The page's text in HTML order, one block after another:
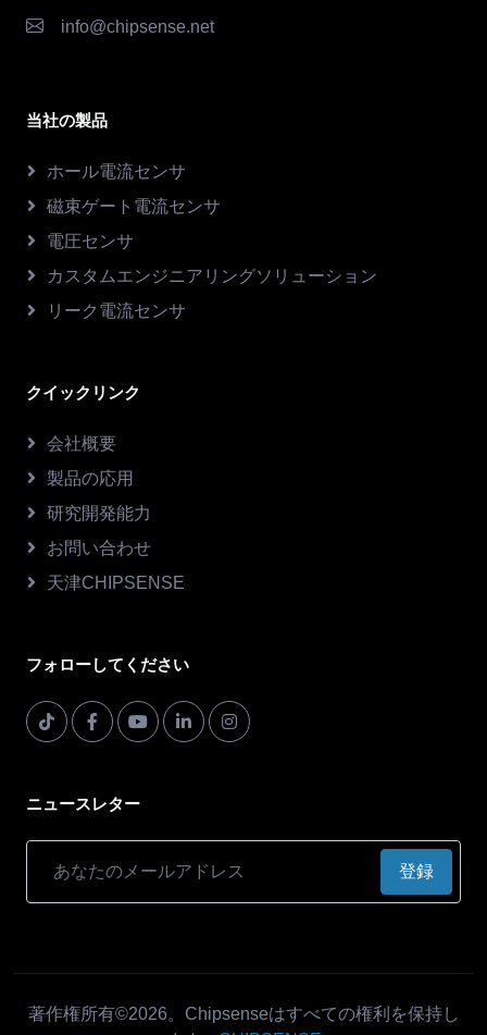
info@chipsense.net
当社の製品
ホール電流センサ
磁束ゲート電流センサ
電圧センサ
カスタムエンジニアリングソリューション
リーク電流センサ
クイックリンク
会社概要
製品の応用
研究開発能力
お問い合わせ
天津CHIPSENSE
フォローしてください
ニュースレター
登録
著作権所有©2026。Chipsenseはすべての権利を保持し